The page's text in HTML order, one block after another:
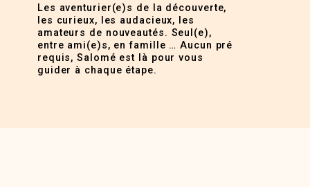
Les aventurier(e)s de la découverte,
les curieux, les audacieux, les
amateurs de nouveautés. Seul(e),
entre ami(e)s, en famille … Aucun pré
requis, Salomé est là pour vous
guider à chaque étape.